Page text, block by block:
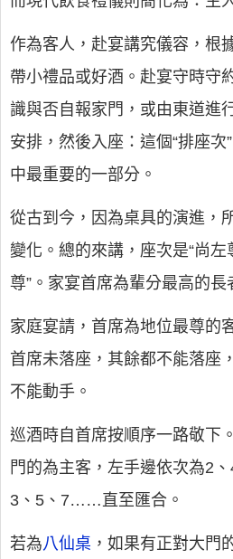
作為客人，赴宴講究儀容，根
帶小禮品或好酒。赴宴守時守
識與否自報家門，或由東道進
安排，然後入座：這個“排座
中最重要的一部分。
從古到今，因為桌具的演進，
變化。總的來講，座次是“尚左
尊”。家宴首席為輩分最高的長
家庭宴請，首席為地位最尊的
首席未落座，其餘都不能落座
不能動手。
巡酒時自首席按順序一路敬下
門的為主客，左手邊依次為2
3、5、7……直至匯合。
若為八仙桌 ，如果有正對大門